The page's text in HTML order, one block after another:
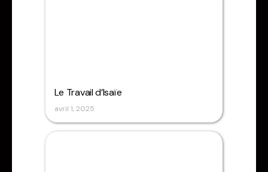
Le Travail d’Isaïe
avril 1, 2025